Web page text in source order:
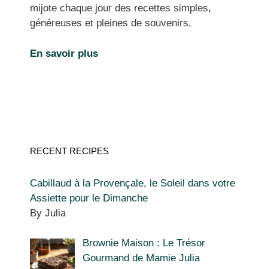
mijote chaque jour des recettes simples,
généreuses et pleines de souvenirs.
En savoir plus
RECENT RECIPES
Cabillaud à la Provençale, le Soleil dans votre
Assiette pour le Dimanche
By Julia
Brownie Maison : Le Trésor
Gourmand de Mamie Julia